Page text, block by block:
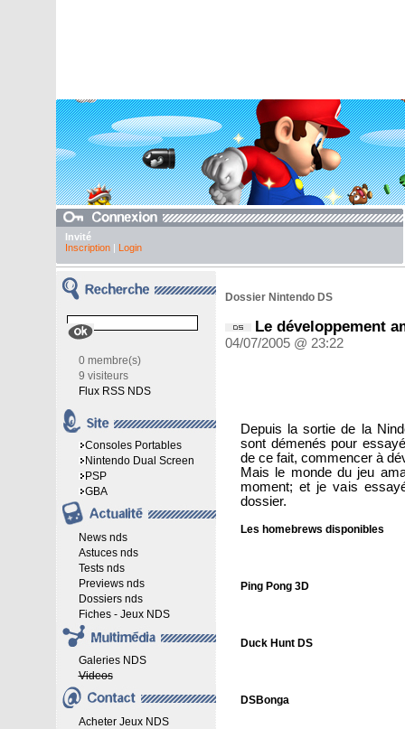
Invité
Inscription| Login
0 membre(s)
9 visiteurs
Flux RSS NDS
Consoles Portables
Nintendo Dual Screen
PSP
GBA
News nds
Astuces nds
Tests nds
Previews nds
Dossiers nds
Fiches - Jeux NDS
Galeries NDS
Videos
Acheter Jeux NDS
Dossier Nintendo DS
Le développement
04/07/2005 @ 23:22
Depuis la sortie de la
sont démenés pour
de ce fait, commencer à
Mais le monde du jeu
moment; et je vais
dossier.
Les homebrews disponibles
Ping Pong 3D
Duck Hunt DS
DSBonga